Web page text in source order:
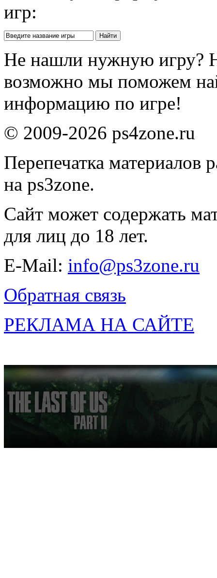
игр:
Не нашли нужную игру?
возможно мы поможем
информацию по игре!
© 2009-2026 ps4zone.ru
Перепечатка материалов
на ps3zone.
Сайт может содержать
для лиц до 18 лет.
E-Mail: info@ps3zone.ru
Обратная связь
РЕКЛАМА НА САЙТЕ